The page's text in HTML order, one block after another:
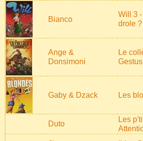
Bianco
Will 3
drole ?
Ange &
Donsimoni
Le
Gaby & Dzack Les
Duto
Les